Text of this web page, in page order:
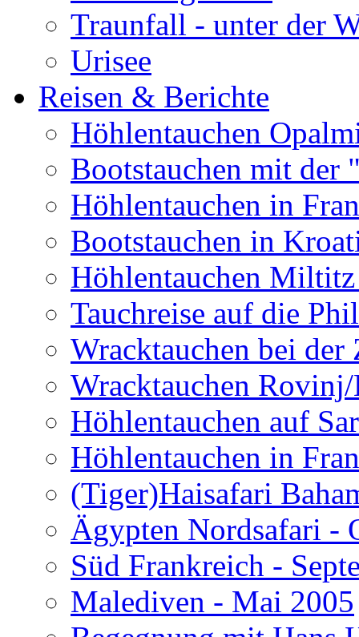
Traunfall - unter der
Urisee
Reisen & Berichte
Höhlentauchen
Bootstauchen mit
Höhlentauchen in
Bootstauchen in
Höhlentauchen
Tauchreise auf die
Wracktauchen bei der
Wracktauchen
Höhlentauchen auf
Höhlentauchen in
(Tiger)Haisafari
Ägypten Nordsafari -
Süd Frankreich -
Malediven - Mai 2005